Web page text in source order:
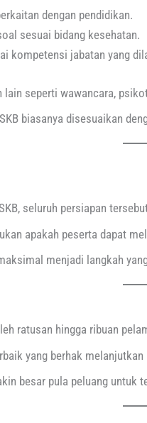
dengan pendidikan.
sesuai bidang kesehatan.
kompetensi jabatan yang
seperti wawancara,
biasanya disesuaikan
seluruh persiapan
apakah peserta dapat
menjadi langkah
ratusan hingga ribuan
yang berhak
besar pula peluang untuk